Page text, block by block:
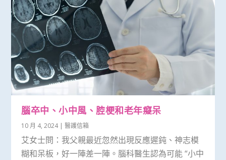
腦卒中、小中風、腔梗和老年癡呆
10 月 4, 2024|醫護信箱
艾女士問：我父親最近忽然出現反應遲鈍、神志模
糊和呆板，好一陣差一陣。腦科醫生認為可能 “小中